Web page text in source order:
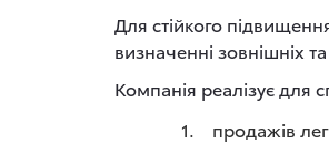
Для стійкого
визначенні зовнішніх
Компанія реалізує для
продажів